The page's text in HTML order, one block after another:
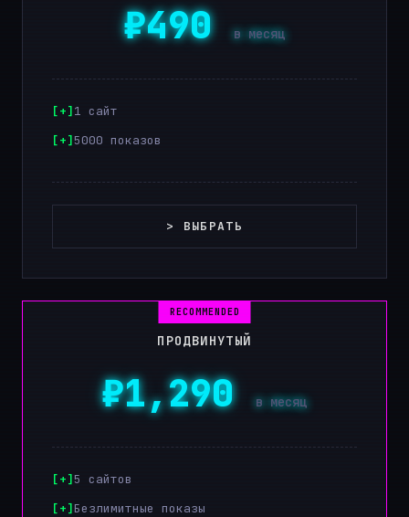
₽490в месяц
1 сайт
5000 показов
> ВЫБРАТЬ
ПРОДВИНУТЫЙ
₽1,290в месяц
5 сайтов
Безлимитные показы